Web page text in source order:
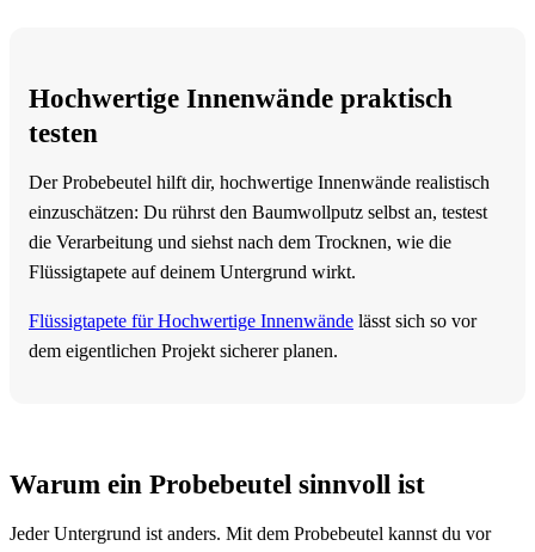
Hochwertige Innenwände praktisch
testen
Der Probebeutel hilft dir, hochwertige Innenwände realistisch
einzuschätzen: Du rührst den Baumwollputz selbst an, testest
die Verarbeitung und siehst nach dem Trocknen, wie die
Flüssigtapete auf deinem Untergrund wirkt.
Flüssigtapete für Hochwertige Innenwände lässt sich so vor
dem eigentlichen Projekt sicherer planen.
Warum ein Probebeutel sinnvoll ist
Jeder Untergrund ist anders. Mit dem Probebeutel kannst du vor